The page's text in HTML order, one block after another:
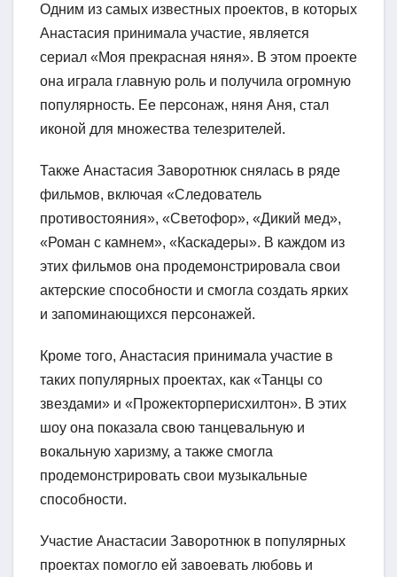
Одним из самых известных проектов, в которых
Анастасия принимала участие, является
сериал «Моя прекрасная няня». В этом проекте
она играла главную роль и получила огромную
популярность. Ее персонаж, няня Аня, стал
иконой для множества телезрителей.
Также Анастасия Заворотнюк снялась в ряде
фильмов, включая «Следователь
противостояния», «Светофор», «Дикий мед»,
«Роман с камнем», «Каскадеры». В каждом из
этих фильмов она продемонстрировала свои
актерские способности и смогла создать ярких
и запоминающихся персонажей.
Кроме того, Анастасия принимала участие в
таких популярных проектах, как «Танцы со
звездами» и «Прожекторперисхилтон». В этих
шоу она показала свою танцевальную и
вокальную харизму, а также смогла
продемонстрировать свои музыкальные
способности.
Участие Анастасии Заворотнюк в популярных
проектах помогло ей завоевать любовь и